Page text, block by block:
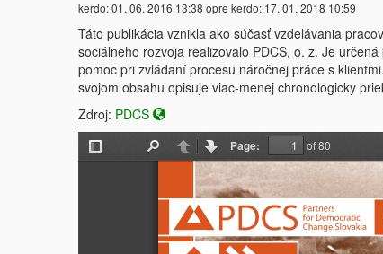
kerdo:01. 06. 2016 13:38 opre kerdo: 17. 01. 2018 10:59
Táto publikácia vznikla ako súčasť vzdelávania
sociálneho rozvoja realizovalo PDCS, o. z. Je
pomoc pri zvládaní procesu náročnej práce s
svojom obsahu opisuje viac-menej chronologicky
Zdroj: PDCS
Toggle
Find Previous
Next
Page: of 80